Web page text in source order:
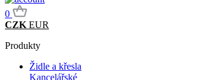
0
CZK EUR
Produkty
Židle a křesla
Kancelářské